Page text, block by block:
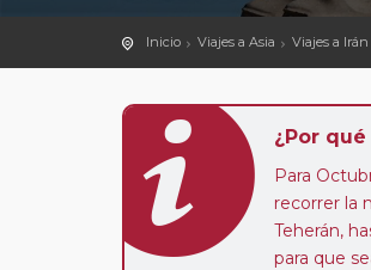
Inicio Viajes a Asia Viajes a Irán
¿Por
Para
recorrer la
Teherán,
para que